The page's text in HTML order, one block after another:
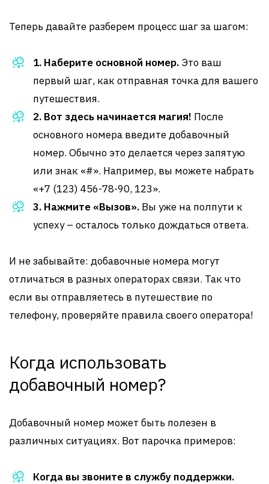
Теперь давайте разберем процесс шаг за шагом:
1. Наберите основной номер. Это ваш
первый шаг, как отправная точка для вашего
путешествия.
2. Вот здесь начинается магия! После
основного номера введите добавочный
номер. Обычно это делается через запятую
или знак «#». Например, вы можете набрать
«+7 (123) 456-78-90, 123».
3. Нажмите «Вызов». Вы уже на полпути к
успеху – осталось только дождаться ответа.
И не забывайте: добавочные номера могут
отличаться в разных операторах связи. Так что
если вы отправляетесь в путешествие по
телефону, проверяйте правила своего оператора!
Когда использовать
добавочный номер?
Добавочный номер может быть полезен в
различных ситуациях. Вот парочка примеров:
Когда вы звоните в службу поддержки.